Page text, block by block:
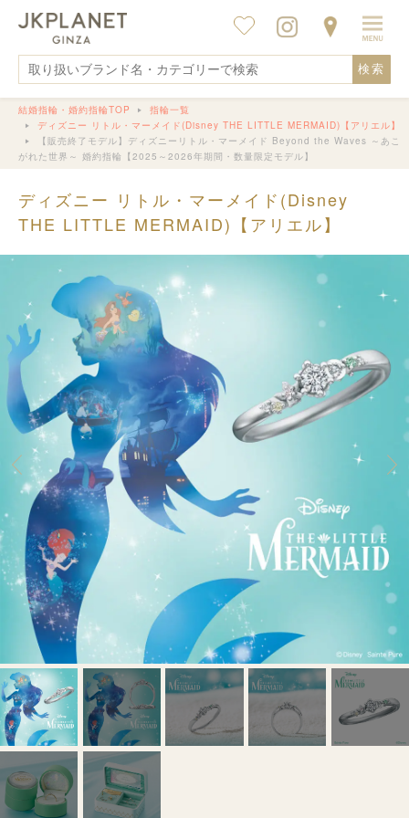
検索
結婚指輪・婚約指輪TOP
指輪一覧
ディズニー リトル・マーメイド(Disney THE LITTLE MERMAID)【アリエル】
【販売終了モデル】ディズニーリトル・マーメイド Beyond the Waves ～あこ
がれた世界～ 婚約指輪【2025～2026年期間・数量限定モデル】
ディズニー リトル・マーメイド(Disney
THE LITTLE MERMAID)【アリエル】